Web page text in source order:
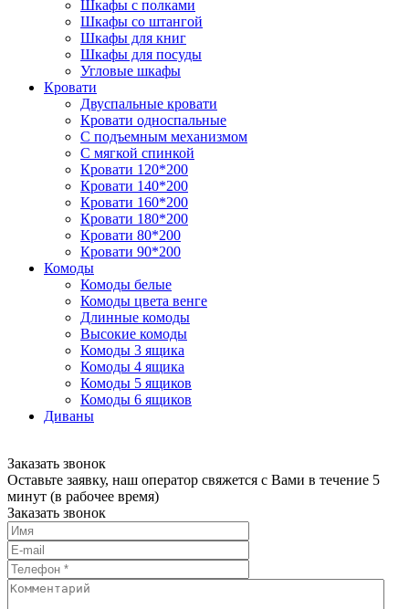
Шкафы с полками
Шкафы со штангой
Шкафы для книг
Шкафы для посуды
Угловые шкафы
Кровати
Двуспальные кровати
Кровати односпальные
С подъемным механизмом
С мягкой спинкой
Кровати 120*200
Кровати 140*200
Кровати 160*200
Кровати 180*200
Кровати 80*200
Кровати 90*200
Комоды
Комоды белые
Комоды цвета венге
Длинные комоды
Высокие комоды
Комоды 3 ящика
Комоды 4 ящика
Комоды 5 ящиков
Комоды 6 ящиков
Диваны
Заказать звонок
Оставьте заявку, наш оператор свяжется с Вами в течение 5
минут (в рабочее время)
Заказать звонок